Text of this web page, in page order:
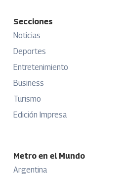
Secciones
Noticias
Deportes
Entretenimiento
Business
Turismo
Edición Impresa
Metro en el Mundo
Argentina